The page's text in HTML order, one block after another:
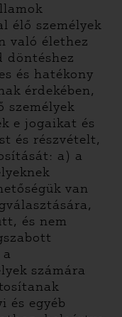
élő személyek
való élethez
döntéshez
és hatékony
érdekében,
személyek
e jogaikat és
és részvételt,
a) a
van
és nem
számára
és egyéb